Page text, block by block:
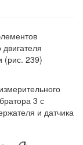
(рис. 239)
3 с
и датчика